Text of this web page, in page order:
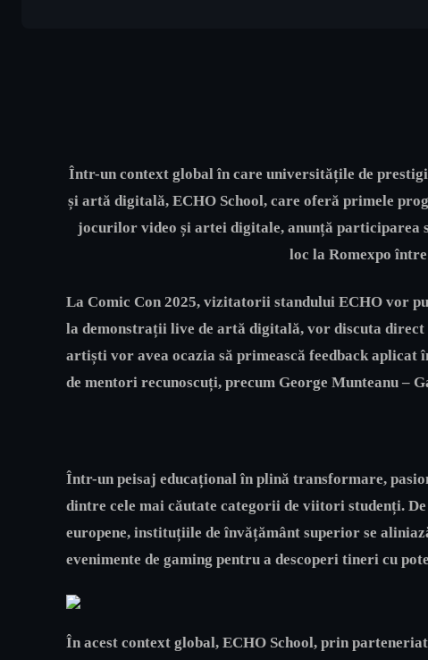
Într-un context global în care universitățile de
și artă digitală, ECHO School, care oferă primele
jocurilor video și artei digitale, anunță participarea
loc la Romexpo
La Comic Con 2025, vizitatorii standului ECHO vor
la demonstrații live de artă digitală, vor discuta
artiști vor avea ocazia să primească feedback aplicat
de mentori recunoscuți, precum George Munteanu –
Într-un peisaj educațional în plină transformare,
dintre cele mai căutate categorii de viitori studenți.
europene, instituțiile de învățământ superior se
evenimente de gaming pentru a descoperi tineri cu
În acest context global, ECHO School, prin